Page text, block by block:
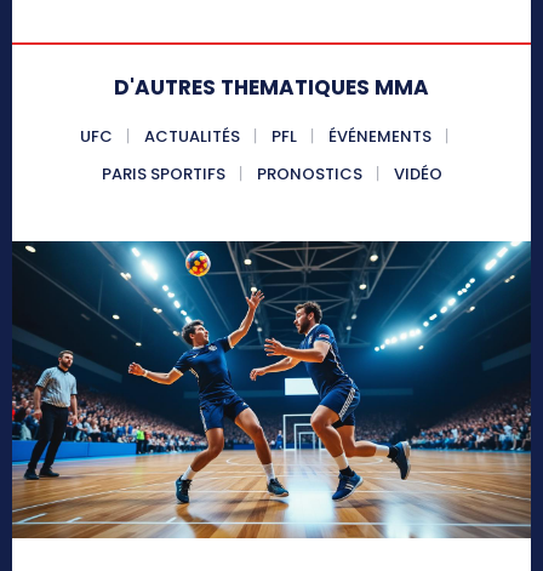
D'AUTRES THEMATIQUES MMA
UFC ACTUALITÉS PFL
ÉVÉNEMENTS
PARIS SPORTIFS
PRONOSTICS VIDÉO